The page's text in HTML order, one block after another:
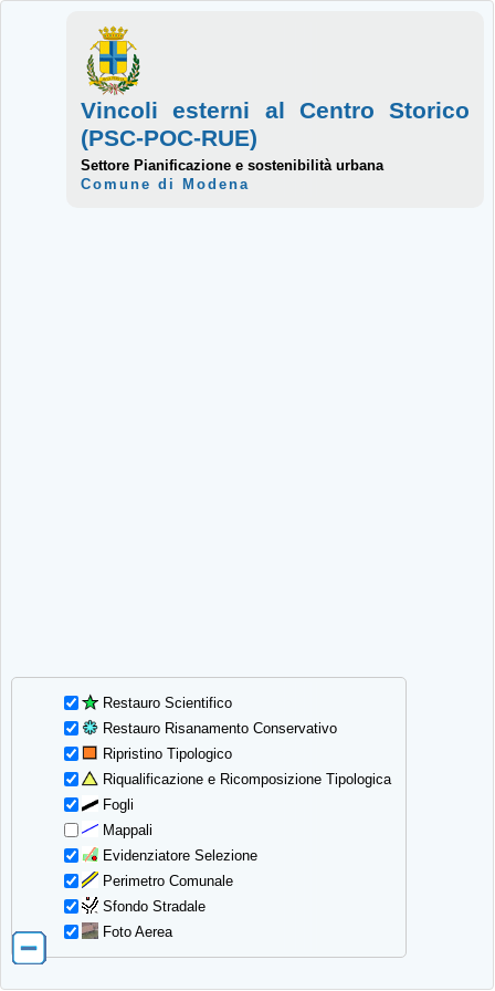
Restauro Scientifico
Restauro Risanamento Conservativo
Ripristino Tipologico
Riqualificazione e Ricomposizione Tipologica
Fogli
Mappali
Evidenziatore Selezione
Perimetro Comunale
Sfondo Stradale
Foto Aerea
Vincoli esterni al Centro Storico
(PSC-POC-RUE)
Settore Pianificazione e sostenibilità urbana
Comune di Modena